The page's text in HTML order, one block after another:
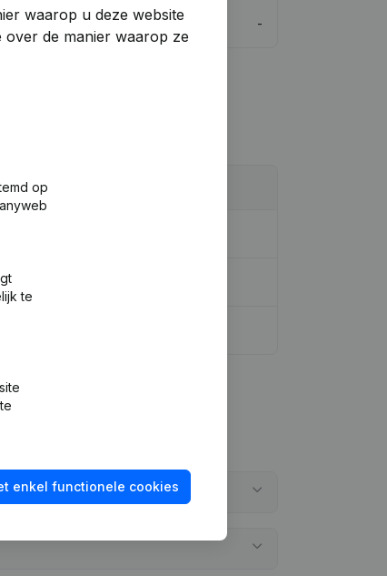
€-122 -
waarop u deze website
de manier waarop ze
op
te
enkel functionele cookies